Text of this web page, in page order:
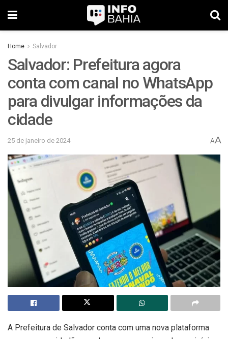
Home Salvador
Salvador: Prefeitura agora
conta com canal no WhatsApp
para divulgar informações da
cidade
25 de janeiro de 2024 AA
A Prefeitura de Salvador conta com uma nova plataforma